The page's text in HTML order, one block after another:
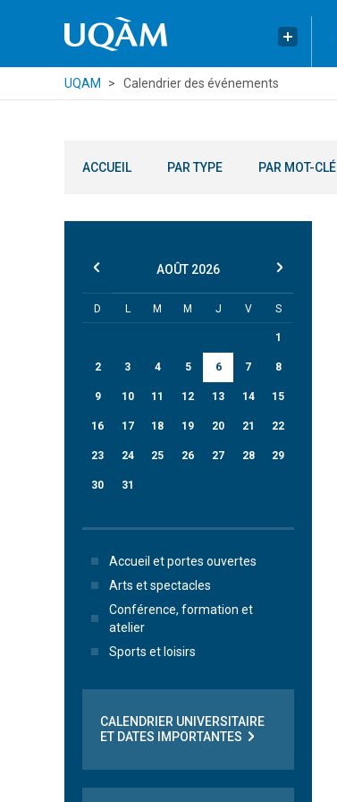
UQAM Calendrier des événements
ACCUEIL PAR TYPE PAR MOT-CLÉ
AOÛT 2026
D L M M J V S
1
2 3 4 5 6 7 8
9 10 11 12 13 14 15
16 17 18 19 20 21 22
23 24 25 26 27 28 29
30 31
Accueil et portes ouvertes
Arts et spectacles
Conférence, formation et
atelier
Sports et loisirs
CALENDRIER UNIVERSITAIRE
ET DATES IMPORTANTES